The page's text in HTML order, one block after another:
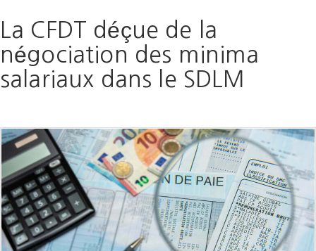
La CFDT déçue de la
négociation des minima
salariaux dans le SDLM